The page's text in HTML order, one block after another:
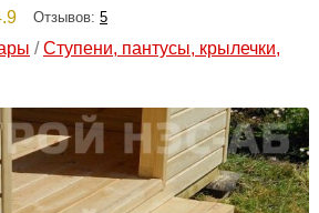
товары
Отзывов: 5
/Cтупени, пантусы, крылечки,